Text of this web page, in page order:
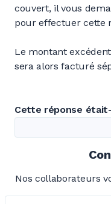
couvert, il vous
pour effectuer cette
Le montant
sera alors facturé
Cette réponse
Nos collaborateurs